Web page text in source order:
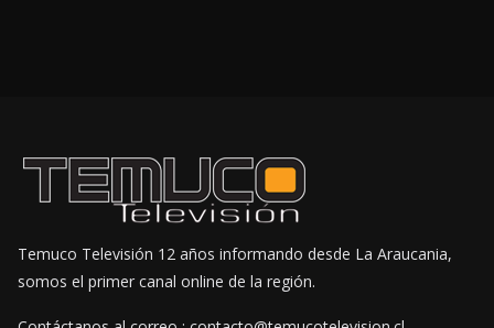
Temuco Televisión 12 años informando desde La Araucania,
somos el primer canal online de la región.